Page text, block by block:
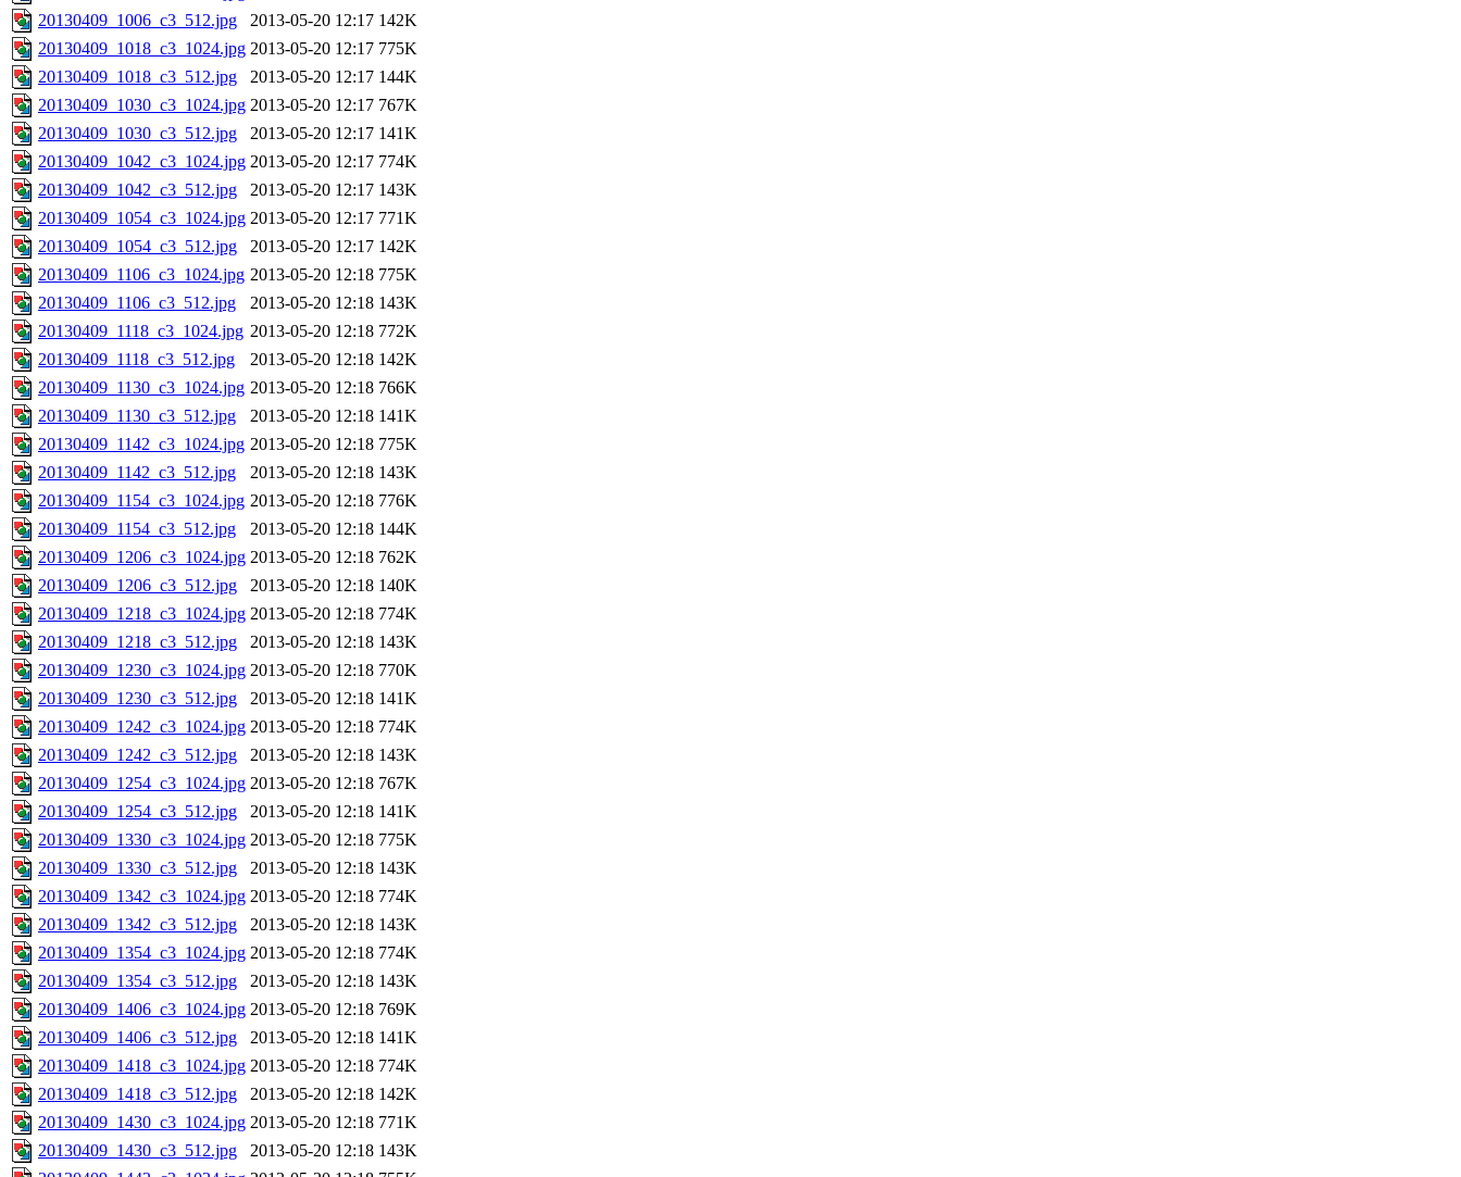
20130409_1006_c3_512.jpg
2013-05-20 12:17 142K
20130409_1018_c3_1024.jpg 2013-05-20 12:17 775K
20130409_1018_c3_512.jpg
2013-05-20 12:17 144K
20130409_1030_c3_1024.jpg 2013-05-20 12:17 767K
20130409_1030_c3_512.jpg
2013-05-20 12:17 141K
20130409_1042_c3_1024.jpg 2013-05-20 12:17 774K
20130409_1042_c3_512.jpg
2013-05-20 12:17 143K
20130409_1054_c3_1024.jpg 2013-05-20 12:17 771K
20130409_1054_c3_512.jpg
2013-05-20 12:17 142K
20130409_1106_c3_1024.jpg 2013-05-20 12:18 775K
20130409_1106_c3_512.jpg
2013-05-20 12:18 143K
20130409_1118_c3_1024.jpg 2013-05-20 12:18 772K
20130409_1118_c3_512.jpg
2013-05-20 12:18 142K
20130409_1130_c3_1024.jpg 2013-05-20 12:18 766K
20130409_1130_c3_512.jpg
2013-05-20 12:18 141K
20130409_1142_c3_1024.jpg 2013-05-20 12:18 775K
20130409_1142_c3_512.jpg
2013-05-20 12:18 143K
20130409_1154_c3_1024.jpg 2013-05-20 12:18 776K
20130409_1154_c3_512.jpg
2013-05-20 12:18 144K
20130409_1206_c3_1024.jpg 2013-05-20 12:18 762K
20130409_1206_c3_512.jpg
2013-05-20 12:18 140K
20130409_1218_c3_1024.jpg 2013-05-20 12:18 774K
20130409_1218_c3_512.jpg
2013-05-20 12:18 143K
20130409_1230_c3_1024.jpg 2013-05-20 12:18 770K
20130409_1230_c3_512.jpg
2013-05-20 12:18 141K
20130409_1242_c3_1024.jpg 2013-05-20 12:18 774K
20130409_1242_c3_512.jpg
2013-05-20 12:18 143K
20130409_1254_c3_1024.jpg 2013-05-20 12:18 767K
20130409_1254_c3_512.jpg
2013-05-20 12:18 141K
20130409_1330_c3_1024.jpg 2013-05-20 12:18 775K
20130409_1330_c3_512.jpg
2013-05-20 12:18 143K
20130409_1342_c3_1024.jpg 2013-05-20 12:18 774K
20130409_1342_c3_512.jpg
2013-05-20 12:18 143K
20130409_1354_c3_1024.jpg 2013-05-20 12:18 774K
20130409_1354_c3_512.jpg
2013-05-20 12:18 143K
20130409_1406_c3_1024.jpg 2013-05-20 12:18 769K
20130409_1406_c3_512.jpg
2013-05-20 12:18 141K
20130409_1418_c3_1024.jpg 2013-05-20 12:18 774K
20130409_1418_c3_512.jpg
2013-05-20 12:18 142K
20130409_1430_c3_1024.jpg 2013-05-20 12:18 771K
20130409_1430_c3_512.jpg
2013-05-20 12:18 143K